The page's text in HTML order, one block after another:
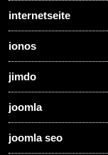
internetseite
ionos
jimdo
joomla
joomla seo